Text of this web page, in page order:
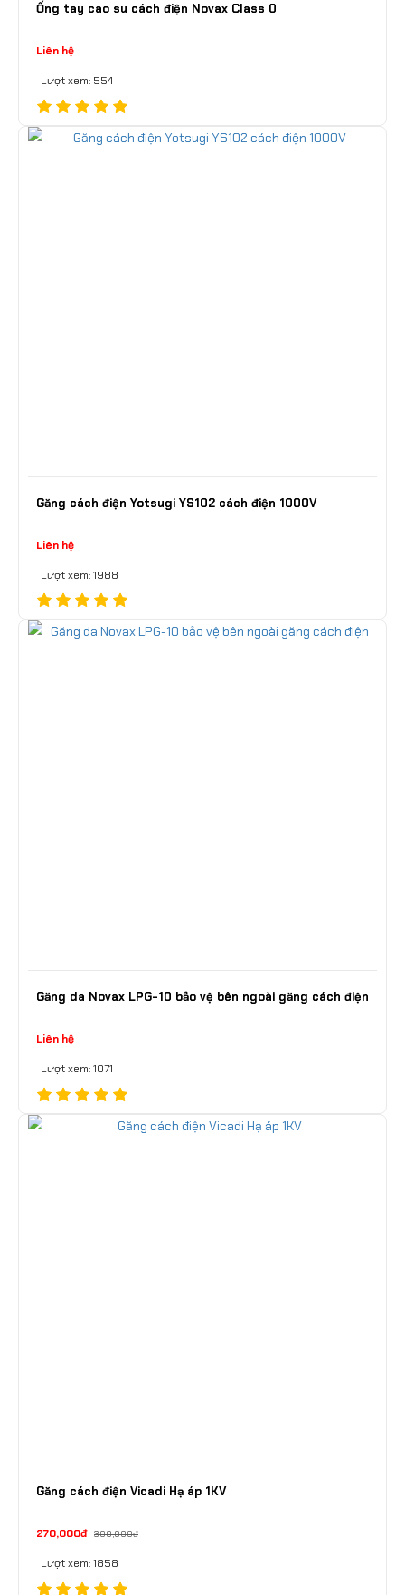
Ống tay cao su cách điện Novax Class 0
Liên hệ
Lượt xem: 554
Găng cách điện Yotsugi YS102 cách điện 1000V
Liên hệ
Lượt xem: 1988
Găng da Novax LPG-10 bảo vệ bên ngoài găng cách điện
Liên hệ
Lượt xem: 1071
Găng cách điện Vicadi Hạ áp 1KV
270,000đ 300,000đ
Lượt xem: 1858